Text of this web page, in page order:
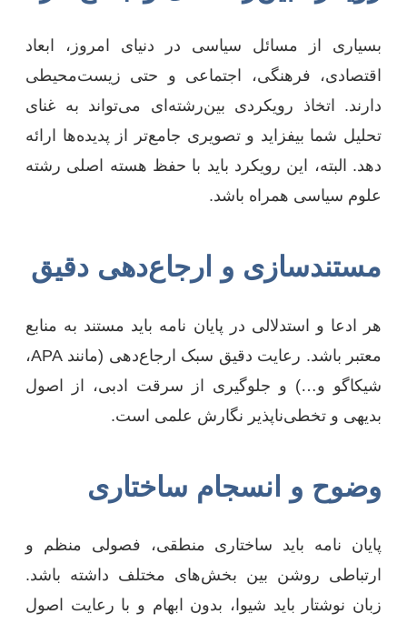
بسیاری از مسائل سیاسی در دنیای امروز، ابعاد
اقتصادی، فرهنگی، اجتماعی و حتی زیست‌محیطی
دارند. اتخاذ رویکردی بین‌رشته‌ای می‌تواند به غنای
تحلیل شما بیفزاید و تصویری جامع‌تر از پدیده‌ها ارائه
دهد. البته، این رویکرد باید با حفظ هسته اصلی رشته
علوم سیاسی همراه باشد.
مستندسازی و ارجاع‌دهی دقیق
هر ادعا و استدلالی در پایان نامه باید مستند به منابع
معتبر باشد. رعایت دقیق سبک ارجاع‌دهی (مانند APA،
شیکاگو و…) و جلوگیری از سرقت ادبی، از اصول
بدیهی و تخطی‌ناپذیر نگارش علمی است.
وضوح و انسجام ساختاری
پایان نامه باید ساختاری منطقی، فصولی منظم و
ارتباطی روشن بین بخش‌های مختلف داشته باشد.
زبان نوشتار باید شیوا، بدون ابهام و با رعایت اصول